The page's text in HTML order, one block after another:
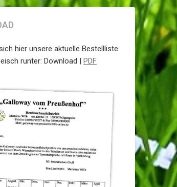
hier unsere aktuelle Bestellliste
runter: Download | PDF